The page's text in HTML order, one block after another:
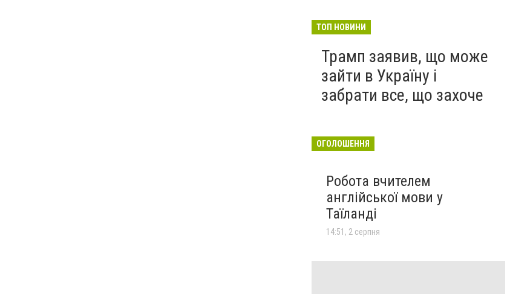
ТОП НОВИНИ
Трамп заявив, що може
зайти в Україну і
забрати все, що захоче
ОГОЛОШЕННЯ
Робота вчителем
англійської мови у
Таїланді
14:51, 2 серпня